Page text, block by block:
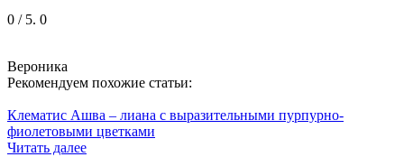
0 / 5. 0
Вероника
Рекомендуем похожие статьи:
Клематис Ашва – лиана с выразительными пурпурно-
фиолетовыми цветками
Читать далее